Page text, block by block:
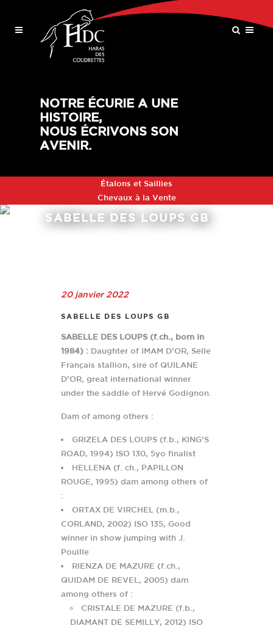
NOTRE ÉCURIE A UNE
HISTOIRE,
NOUS ÉCRIVONS SON
AVENIR.
Étalons et Saillies
Chevaux à la Vente
SABELLE DES LOUPS GB
20 janvier 2022
SABELLE DES LOUPS GB
SABELLE DES LOUPS (f.ch., born in
1984) : Daughter of IMAM D’OR, Selle
Français stallion, sire of QUILANE
D’OR, great international winner
under the saddle of Hervé Godignon.
Dam of among others :
GRIZELA DES LOUPS (f.b., KING’S
ROAD, 1994) ISO 130, 5yo finalist
HELLENA (f. ch., PAPILLON
ROUGE, 1995) dam among others of
:
ORTAX DE VIRCHEL (m.b.,
CORLAND, 2002) ISO 135, Good
winner in show jumping with J.
Pouille
RIENZA DE MAZURE (f.ch.,
QUIDAM DE REVEL, 2005) dam
among others of :
CRISTALE DE MAZURE (f.b.,
DIAMANT DE SEMILLY, 2012) ISO